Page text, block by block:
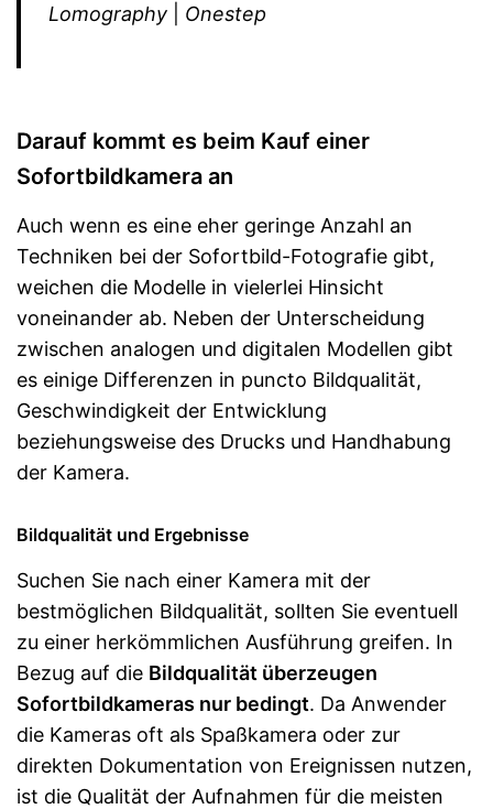
Lomography
Onestep
Darauf kommt es beim Kauf einer
Sofortbildkamera an
Auch wenn es eine eher geringe Anzahl an
Techniken bei der Sofortbild-Fotografie gibt,
weichen die Modelle in vielerlei Hinsicht
voneinander ab. Neben der Unterscheidung
zwischen analogen und digitalen Modellen gibt
es einige Differenzen in puncto Bildqualität,
Geschwindigkeit der Entwicklung
beziehungsweise des Drucks und Handhabung
der Kamera.
Bildqualität und Ergebnisse
Suchen Sie nach einer Kamera mit der
bestmöglichen Bildqualität, sollten Sie eventuell
zu einer herkömmlichen Ausführung greifen. In
Bezug auf die Bildqualität überzeugen
Sofortbildkameras nur bedingt. Da Anwender
die Kameras oft als Spaßkamera oder zur
direkten Dokumentation von Ereignissen nutzen,
ist die Qualität der Aufnahmen für die meisten